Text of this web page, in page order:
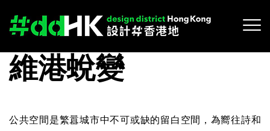
維港蛻變
公共空間是繁囂城市中不可或缺的留白空間，為嚮往詩和